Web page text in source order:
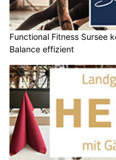
Functional Fitness Sursee
Balance effizient